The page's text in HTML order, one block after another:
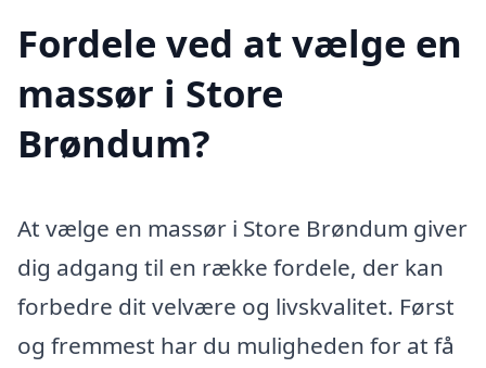
Fordele ved at vælge en
massør i Store
Brøndum?
At vælge en massør i Store Brøndum giver
dig adgang til en række fordele, der kan
forbedre dit velvære og livskvalitet. Først
og fremmest har du muligheden for at få